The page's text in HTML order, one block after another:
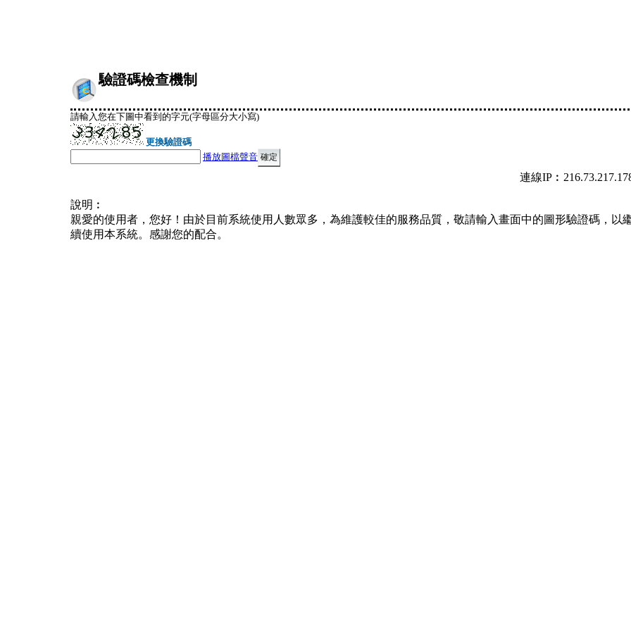
驗證碼檢查機制
請輸入您在下圖中看到的字元(字母區分大小寫)
更換驗證碼
播放圖檔聲音
連線
說明︰
親愛的使用者，您好！由於目前系統使用人數眾多，為維護較佳的服務品質，敬請輸入畫面中的圖形驗證碼，以
續使用本系統。感謝您的配合。